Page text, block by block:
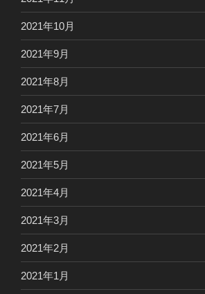
2021年10月
2021年9月
2021年8月
2021年7月
2021年6月
2021年5月
2021年4月
2021年3月
2021年2月
2021年1月